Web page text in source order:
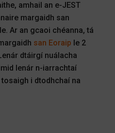
amhail an e-JEST
margaidh san
Ar an gcaoi chéanna, tá
san Eoraip le 2
dtáirgí nuálacha
lenár n-iarrachtaí
i dtodhchaí na